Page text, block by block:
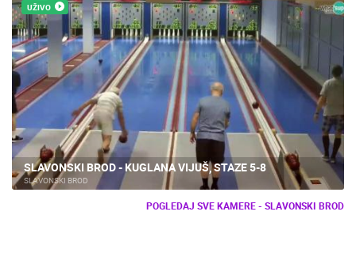
UŽIVO
SLAVONSKI BROD - KUGLANA VIJUŠ, STAZE 5-8
SLAVONSKI BROD
POGLEDAJ SVE KAMERE - SLAVONSKI BROD